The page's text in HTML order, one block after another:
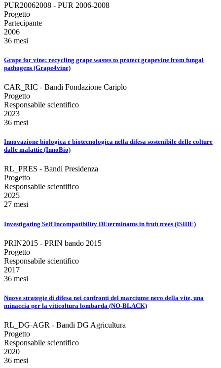
PUR20062008 - PUR 2006-2008
Progetto
Partecipante
2006
36 mesi
Grape for vine: recycling grape wastes to protect grapevine from fungal
pathogens (Grape4vine)
CAR_RIC - Bandi Fondazione Cariplo
Progetto
Responsabile scientifico
2023
36 mesi
Innovazione biologica e biotecnologica nella difesa sostenibile delle colture
dalle malattie (InnoBio)
RL_PRES - Bandi Presidenza
Progetto
Responsabile scientifico
2025
27 mesi
Investigating Self Incompatibility DEterminants in fruit trees (ISIDE)
PRIN2015 - PRIN bando 2015
Progetto
Responsabile scientifico
2017
36 mesi
Nuove strategie di difesa nei confronti del marciume nero della vite, una
minaccia per la viticoltura lombarda (NO-BLACK)
RL_DG-AGR - Bandi DG Agricultura
Progetto
Responsabile scientifico
2020
36 mesi